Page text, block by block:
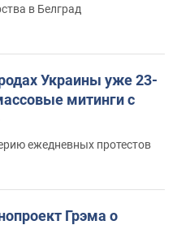
в Белград
Украины уже 23-
митинги с
ежедневных протестов
Грэма о